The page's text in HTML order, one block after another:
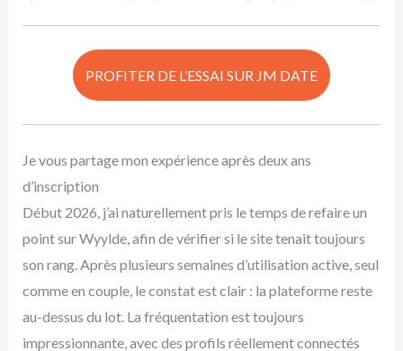
PROFITER DE L’ESSAI SUR JM DATE
Je vous partage mon expérience après deux ans
d’inscription
Début 2026, j’ai naturellement pris le temps de refaire un
point sur Wyylde, afin de vérifier si le site tenait toujours
son rang. Après plusieurs semaines d’utilisation active, seul
comme en couple, le constat est clair : la plateforme reste
au-dessus du lot. La fréquentation est toujours
impressionnante, avec des profils réellement connectés